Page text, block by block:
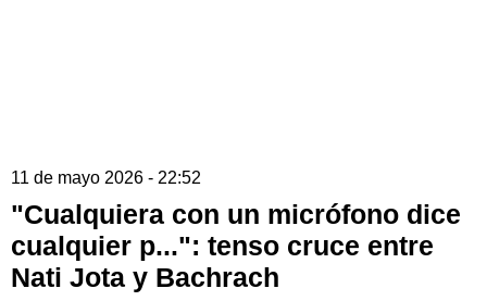
11 de mayo 2026 - 22:52
"Cualquiera con un micrófono dice
cualquier p...": tenso cruce entre
Nati Jota y Bachrach